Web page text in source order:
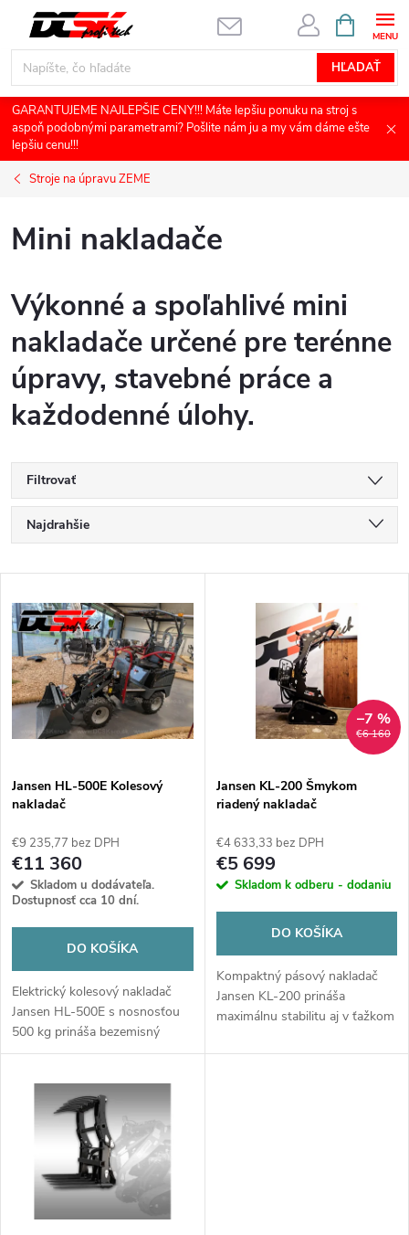
obsah
HĽADAŤ
KOŠÍK
GARANTUJEME NAJLEPŠIE CENY!!! Máte lepšiu ponuku na stroj s
aspoň podobnými parametrami? Pošlite nám ju a my vám dáme ešte
lepšiu cenu!!!
Stroje na úpravu ZEME
Mini nakladače
Výkonné a spoľahlivé mini
nakladače určené pre terénne
úpravy, stavebné práce a
každodenné úlohy.
Filtrovať
R
a
d
e
n
i
e
p
r
o
d
u
Najdrahšie
Abecedne
V
ý
p
i
s
p
r
o
d
u
k
Jansen HL-500E Kolesový
nakladač
€9 235,77 bez DPH
€11 360
Skladom u dodávateľa.
Dostupnosť cca 10 dní.
DO KOŠÍKA
Elektrický kolesový nakladač
Jansen HL-500E s nosnosťou
500 kg prináša bezemisný
výkon, 4x4 pohon a tichú
voľba pre farmu či stavbu, ktorá
šetrí náklady aj životné
prostredie. Viac informácií
nájdete na dcsk.sk.
€6 160
–7 %
Jansen KL-200 Šmykom
riadený nakladač
€4 633,33 bez DPH
€5 699
Skladom k odberu - dodaniu
DO KOŠÍKA
Kompaktný pásový nakladač
Jansen KL-200 prináša
maximálnu stabilitu aj v ťažkom
na stavbe či farme...